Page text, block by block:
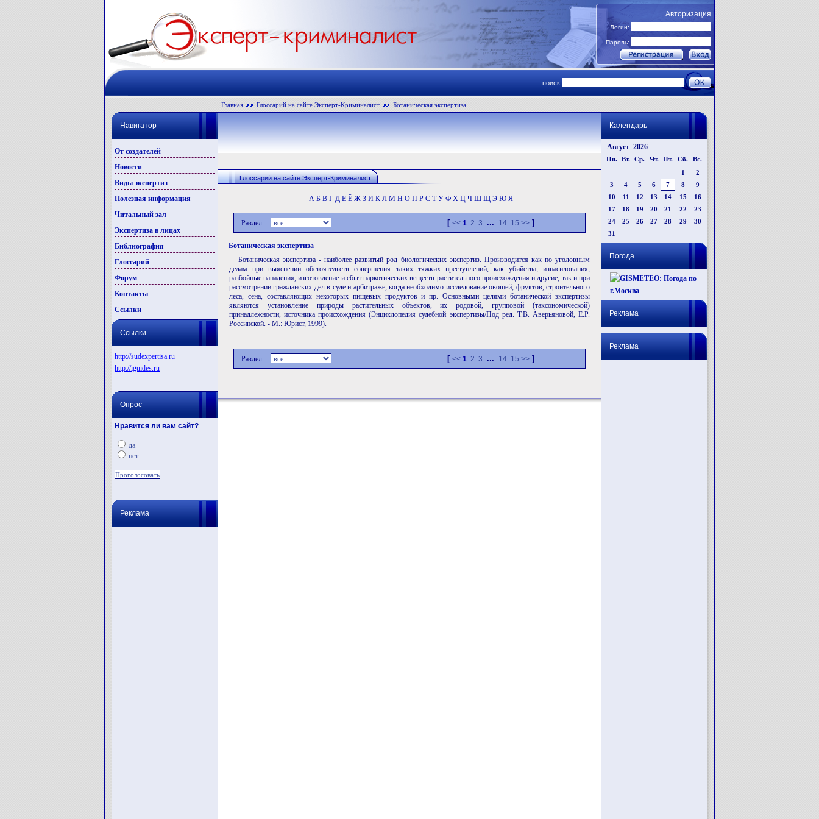
Авторизация
Логин:
Пароль:
поиск
Главная Глоссарий на сайте Эксперт-Криминалист Ботаническая экспертиза
Навигатор
От создателей
Новости
Виды экспертиз
Полезная информация
Читальный зал
Экспертиза в лицах
Библиография
Глоссарий
Форум
Контакты
Ссылки
Ссылки
http://sudexpertisa.ru
http://iguides.ru
Опрос
Нравится ли вам сайт?
да
нет
Реклама
Глоссарий на сайте Эксперт-Криминалист
А Б В Г Д Е Ё Ж З И К Л М Н О П Р С Т У Ф Х Ц Ч Ш Щ Э Ю Я
Раздел : [<< 1 2 3 ... 14 15>> ]
Ботаническая экспертиза
Ботаническая экспертиза - наиболее развитый род биологических экспертиз. Производится как по уголовным
делам при выяснении обстоятельств совершения таких тяжких преступлений, как убийства, изнасилования,
разбойные нападения, изготовление и сбыт наркотических веществ растительного происхождения и другие, так и при
рассмотрении гражданских дел в суде и арбитраже, когда необходимо исследование овощей, фруктов, строительного
леса, сена, составляющих некоторых пищевых продуктов и пр. Основными целями ботанической экспертизы
являются установление природы растительных объектов, их родовой, групповой (таксономической)
принадлежности, источника происхождения (Энциклопедия судебной экспертизы/Под ред. Т.В. Аверьяновой, Е.Р.
Россинской. - М.: Юрист, 1999).
Раздел : [<< 1 2 3 ... 14 15>> ]
Календарь
Август 2026
Пн. Вт. Ср. Чт. Пт. Сб.
Вс.
1
2
3
4 5 6 7 8
9
10
11 12 13 14 15
16
17
18 19 20 21 22
23
24
25 26 27 28 29
30
31
Погода
Реклама
Реклама